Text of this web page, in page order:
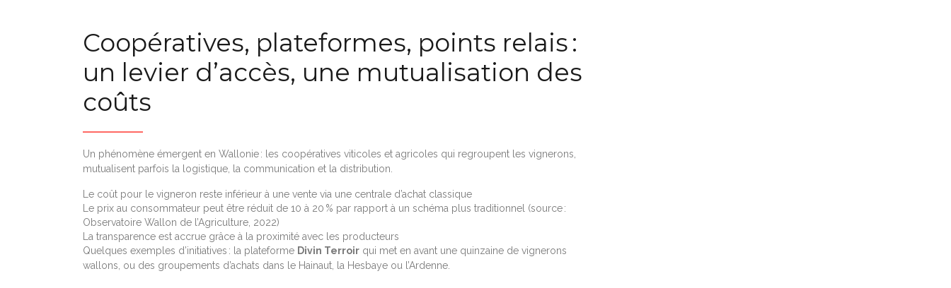
Coopératives, plateformes, points relais :
un levier d’accès, une mutualisation des
coûts
Un phénomène émergent en Wallonie : les coopératives viticoles et agricoles qui regroupent les vignerons,
mutualisent parfois la logistique, la communication et la distribution.
Le coût pour le vigneron reste inférieur à une vente via une centrale d’achat classique
Le prix au consommateur peut être réduit de 10 à 20 % par rapport à un schéma plus traditionnel (source :
Observatoire Wallon de l’Agriculture, 2022)
La transparence est accrue grâce à la proximité avec les producteurs
Quelques exemples d’initiatives : la plateforme Divin Terroir qui met en avant une quinzaine de vignerons
wallons, ou des groupements d’achats dans le Hainaut, la Hesbaye ou l’Ardenne.